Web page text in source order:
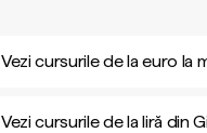
Vezi cursurile de la euro la
Vezi cursurile de la liră din